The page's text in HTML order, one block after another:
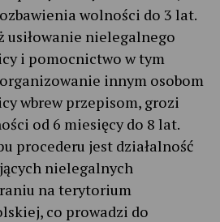
wolności do 3 lat.
usiłowanie nielegalnego
i pomocnictwo w tym
innym osobom
wbrew przepisom, grozi
od 6 miesięcy do 8 lat.
procederu jest działalność
nielegalnych
na terytorium
co prowadzi do